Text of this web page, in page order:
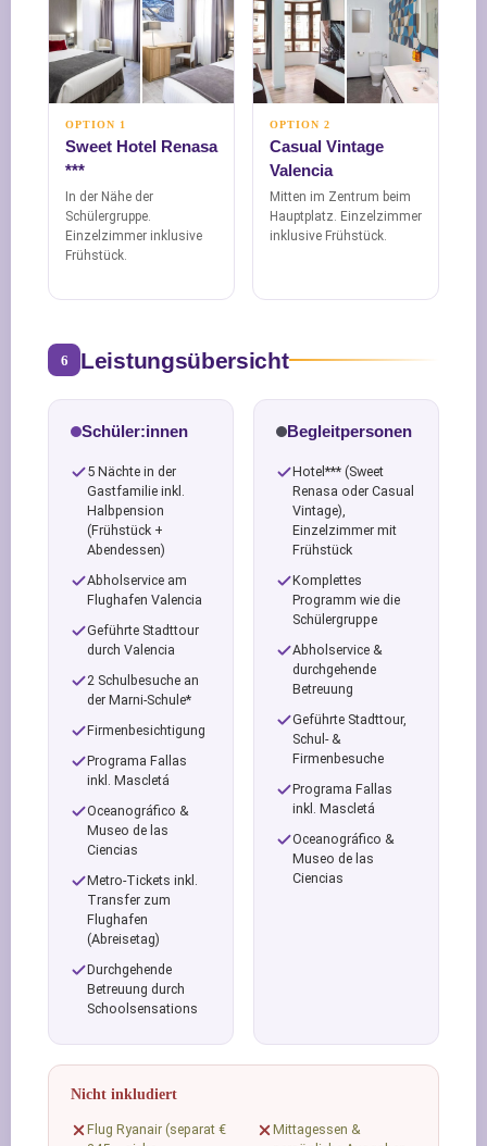
OPTION 1
Sweet Hotel Renasa
***
In der Nähe der
Schülergruppe.
Einzelzimmer inklusive
Frühstück.
OPTION 2
Casual Vintage
Valencia
Mitten im Zentrum beim
Hauptplatz. Einzelzimmer
inklusive Frühstück.
6 Leistungsübersicht
Schüler:innen
5 Nächte in der
Gastfamilie inkl.
Halbpension
(Frühstück +
Abendessen)
Abholservice am
Flughafen Valencia
Geführte Stadttour
durch Valencia
2 Schulbesuche an
der Marni-Schule*
Firmenbesichtigung
Programa Fallas
inkl. Mascletá
Oceanográfico &
Museo de las
Ciencias
Metro-Tickets inkl.
Transfer zum
Flughafen
(Abreisetag)
Durchgehende
Betreuung durch
Schoolsensations
Begleitpersonen
Hotel*** (Sweet
Renasa oder Casual
Vintage),
Einzelzimmer mit
Frühstück
Komplettes
Programm wie die
Schülergruppe
Abholservice &
durchgehende
Betreuung
Geführte Stadttour,
Schul- &
Firmenbesuche
Programa Fallas
inkl. Mascletá
Oceanográfico &
Museo de las
Ciencias
Nicht inkludiert
Flug Ryanair (separat €
Mittagessen &